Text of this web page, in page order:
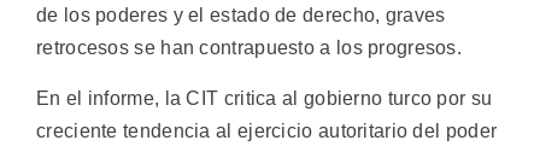
de los poderes y el estado de derecho, graves
retrocesos se han contrapuesto a los progresos.
En el informe, la CIT critica al gobierno turco por su
creciente tendencia al ejercicio autoritario del poder